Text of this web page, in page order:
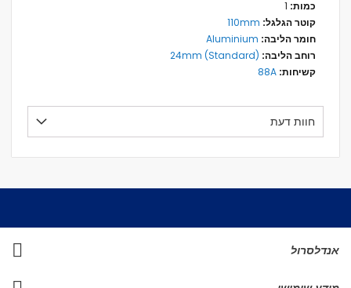
110mm
Aluminium
24mm (Standard)
88A
חוות דעת
אנדלסרול